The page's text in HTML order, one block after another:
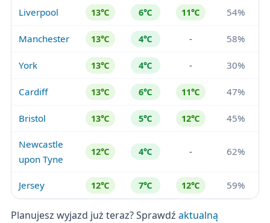
Liverpool 13℃ 6℃ 11℃ 54%
Manchester 13℃ 4℃ - 58%
York 13℃ 4℃ - 30%
Cardiff 13℃ 6℃ 11℃ 47%
Bristol 13℃ 5℃ 12℃ 45%
Newcastle
upon Tyne
12℃ 4℃ - 62%
Jersey 12℃ 7℃ 12℃ 59%
Planujesz wyjazd już teraz? Sprawdź aktualną